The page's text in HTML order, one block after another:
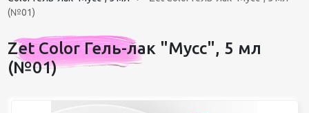
Избранное
(№01)
Zet Color Гель-лак "Мусс", 5 мл
(№01)